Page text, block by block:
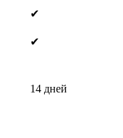
✔
✔
14 дней